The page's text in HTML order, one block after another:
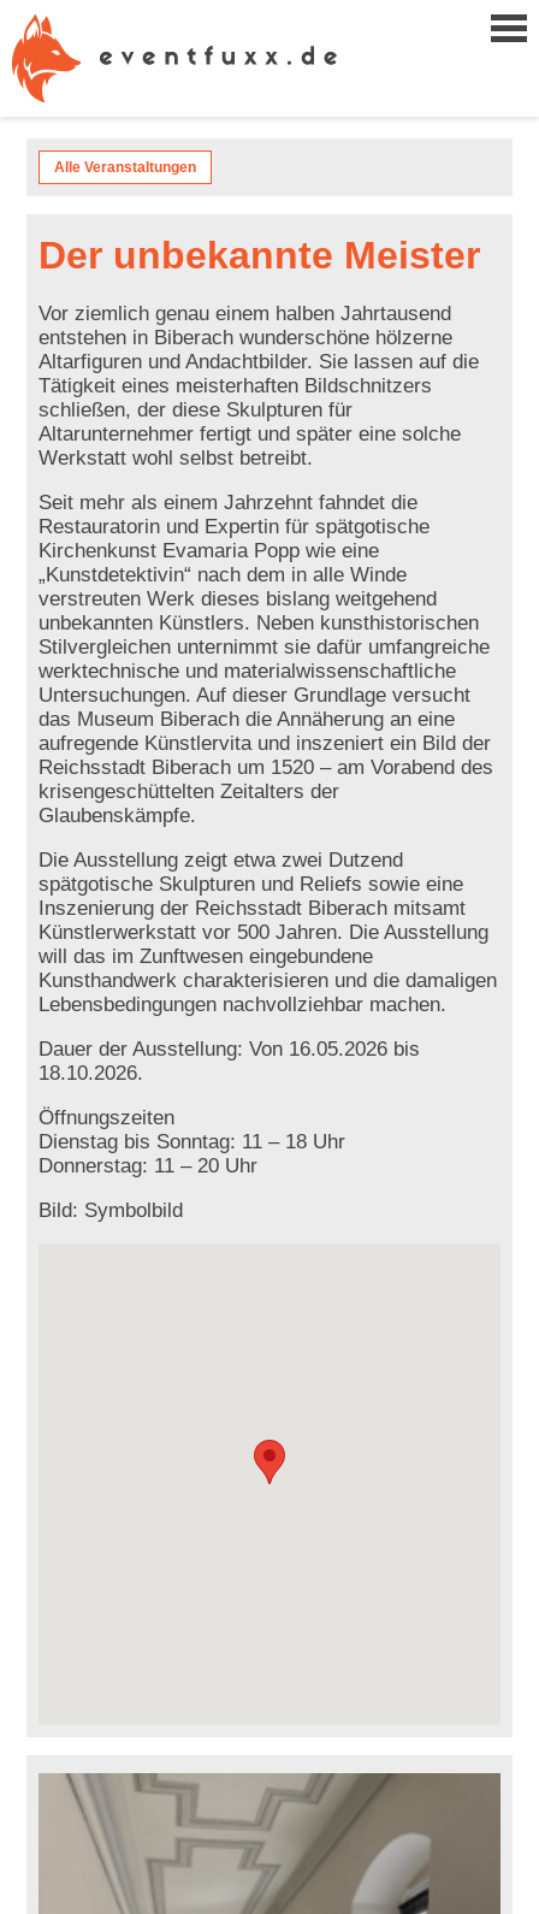
Alle Veranstaltungen
Der unbekannte Meister
Vor ziemlich genau einem halben Jahrtausend
entstehen in Biberach wunderschöne hölzerne
Altarfiguren und Andachtbilder. Sie lassen auf die
Tätigkeit eines meisterhaften Bildschnitzers
schließen, der diese Skulpturen für
Altarunternehmer fertigt und später eine solche
Werkstatt wohl selbst betreibt.
Seit mehr als einem Jahrzehnt fahndet die
Restauratorin und Expertin für spätgotische
Kirchenkunst Evamaria Popp wie eine
„Kunstdetektivin“ nach dem in alle Winde
verstreuten Werk dieses bislang weitgehend
unbekannten Künstlers. Neben kunsthistorischen
Stilvergleichen unternimmt sie dafür umfangreiche
werktechnische und materialwissenschaftliche
Untersuchungen. Auf dieser Grundlage versucht
das Museum Biberach die Annäherung an eine
aufregende Künstlervita und inszeniert ein Bild der
Reichsstadt Biberach um 1520 – am Vorabend des
krisengeschüttelten Zeitalters der
Glaubenskämpfe.
Die Ausstellung zeigt etwa zwei Dutzend
spätgotische Skulpturen und Reliefs sowie eine
Inszenierung der Reichsstadt Biberach mitsamt
Künstlerwerkstatt vor 500 Jahren. Die Ausstellung
will das im Zunftwesen eingebundene
Kunsthandwerk charakterisieren und die damaligen
Lebensbedingungen nachvollziehbar machen.
Dauer der Ausstellung: Von 16.05.2026 bis
18.10.2026.
Öffnungszeiten
Dienstag bis Sonntag: 11 – 18 Uhr
Donnerstag: 11 – 20 Uhr
Bild: Symbolbild